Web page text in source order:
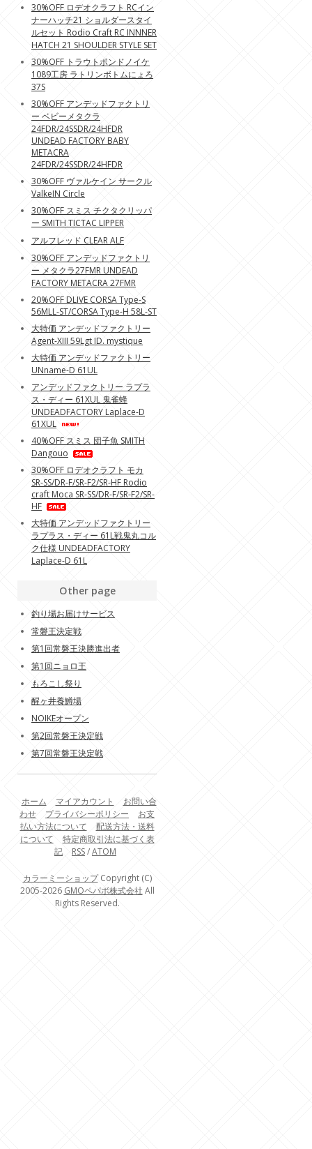
30%OFF ロデオクラフト RCイン
ナーハッチ21 ショルダースタイ
ルセット Rodio Craft RC INNNER
HATCH 21 SHOULDER STYLE SET
30%OFF トラウトポンドノイケ
1089工房 ラトリンボトムにょろ
37S
30%OFF アンデッドファクトリ
ー ベビーメタクラ
24FDR/24SSDR/24HFDR
UNDEAD FACTORY BABY
METACRA
24FDR/24SSDR/24HFDR
30%OFF ヴァルケイン サークル
ValkeIN Circle
30%OFF スミス チクタクリッパ
ー SMITH TICTAC LIPPER
アルフレッド CLEAR ALF
30%OFF アンデッドファクトリ
ー メタクラ27FMR UNDEAD
FACTORY METACRA 27FMR
20%OFF DLIVE CORSA Type-S
56MLL-ST/CORSA Type-H 58L-ST
大特価 アンデッドファクトリー
Agent-XIII 59Lgt ID. mystique
大特価 アンデッドファクトリー
UNname-D 61UL
アンデッドファクトリー ラプラ
ス・ディー 61XUL 鬼雀蜂
UNDEADFACTORY Laplace-D
61XUL
40%OFF スミス 団子魚 SMITH
Dangouo
30%OFF ロデオクラフト モカ
SR-SS/DR-F/SR-F2/SR-HF Rodio
craft Moca SR-SS/DR-F/SR-F2/SR-
HF
大特価 アンデッドファクトリー
ラプラス・ディー 61L戦鬼丸コル
ク仕様 UNDEADFACTORY
Laplace-D 61L
Other page
釣り場お届けサービス
常磐王決定戦
第1回常磐王決勝進出者
第1回ニョロ王
もろこし祭り
醒ヶ井養鱒場
NOIKEオープン
第2回常磐王決定戦
第7回常磐王決定戦
ホーム マイアカウント
お問い合
わせ
プライバシーポリシー
お支
払い方法について
配送方法・送料
について
特定商取引法に基づく表
記
RSS/ATOM
カラーミーショップCopyright (C)
2005-2026 GMOペパボ株式会社 All
Rights Reserved.